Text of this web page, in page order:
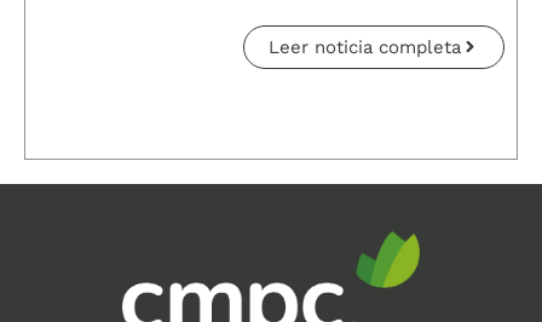
Leer noticia completa